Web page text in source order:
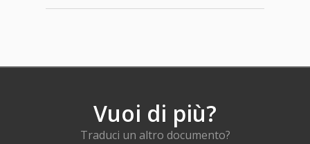
Vuoi di più?
Traduci un altro documento?